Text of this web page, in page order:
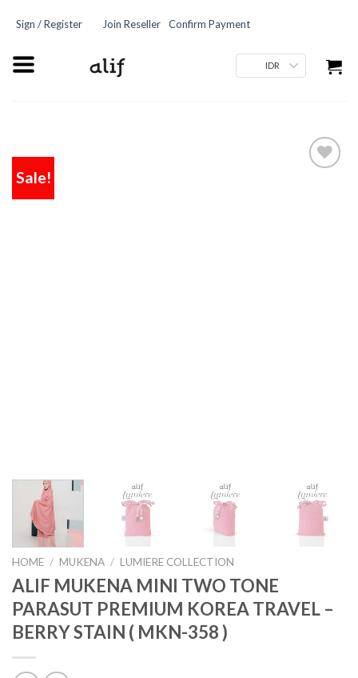
Sign / Register Join Reseller Confirm Payment
IDR
Sale!
HOME / MUKENA / LUMIERE COLLECTION
ALIF MUKENA MINI TWO TONE
PARASUT PREMIUM KOREA TRAVEL –
BERRY STAIN ( MKN-358 )